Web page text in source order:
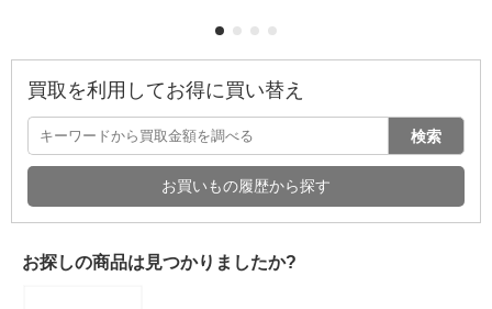
買取を利用してお得に買い替え
検索
お買いもの履歴から探す
お探しの商品は見つかりましたか?